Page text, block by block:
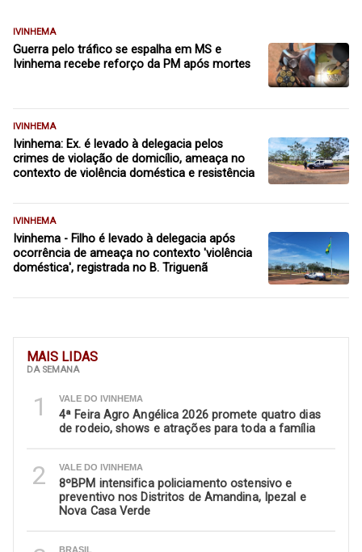
MAIS LIDAS
DA SEMANA
1 VALE DO IVINHEMA
4ª Feira Agro Angélica 2026 promete quatro dias
de rodeio, shows e atrações para toda a família
2 VALE DO IVINHEMA
8ºBPM intensifica policiamento ostensivo e
preventivo nos Distritos de Amandina, Ipezal e
Nova Casa Verde
BRASIL
IVINHEMA
Guerra pelo tráfico se espalha em MS e
Ivinhema recebe reforço da PM após mortes
IVINHEMA
Ivinhema: Ex. é levado à delegacia pelos
crimes de violação de domicílio, ameaça no
contexto de violência doméstica e resistência
IVINHEMA
Ivinhema - Filho é levado à delegacia após
ocorrência de ameaça no contexto 'violência
doméstica', registrada no B. Triguenã